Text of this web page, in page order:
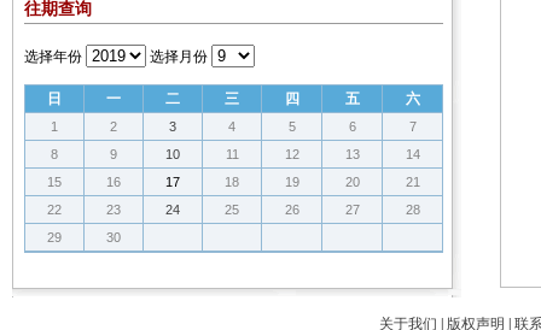
往期查询
选择年份 选择月份
日 一 二 三 四 五 六
1 2 3 4 5 6
7
8
9 10 11 12 13
14
15
16 17 18 19 20
21
22
23 24 25 26 27
28
29
30
关于我们 版权声明
联